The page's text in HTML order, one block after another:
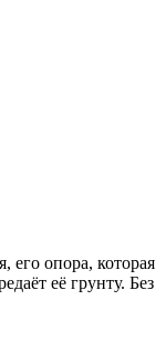
его опора, которая
её грунту. Без